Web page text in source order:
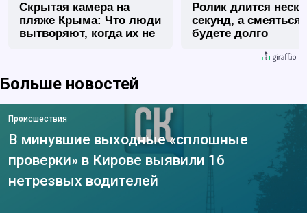
Скрытая камера на
пляже Крыма: Что люди
вытворяют, когда их не
Ролик длится
секунд, а смеяться
будете долго
Больше новостей
Происшествия
В минувшие выходные «сплошные
проверки» в Кирове выявили 16
нетрезвых водителей